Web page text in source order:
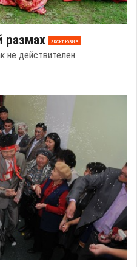
размах эксклюзив
не действителен